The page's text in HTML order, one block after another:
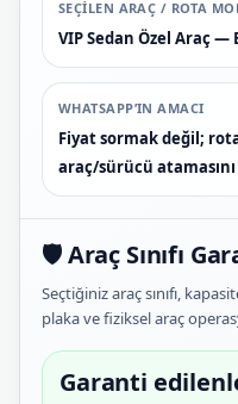
SEÇILEN ARAÇ / ROTA
VIP Sedan Özel Araç —
WHATSAPP’IN AMACI
Fiyat sormak değil;
araç/sürücü
🛡️ Araç Sınıfı
Seçtiğiniz araç sınıfı,
plaka ve fiziksel araç
Garanti